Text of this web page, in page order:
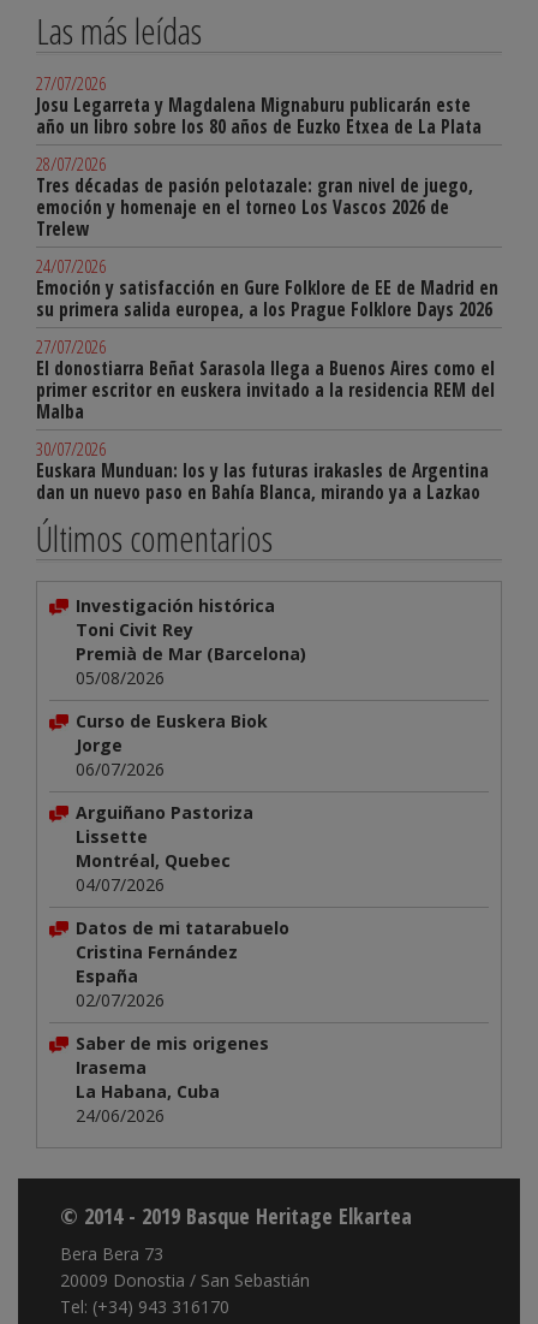
Las más leídas
27/07/2026
Josu Legarreta y Magdalena Mignaburu publicarán este
año un libro sobre los 80 años de Euzko Etxea de La Plata
28/07/2026
Tres décadas de pasión pelotazale: gran nivel de juego,
emoción y homenaje en el torneo Los Vascos 2026 de
Trelew
24/07/2026
Emoción y satisfacción en Gure Folklore de EE de Madrid en
su primera salida europea, a los Prague Folklore Days 2026
27/07/2026
El donostiarra Beñat Sarasola llega a Buenos Aires como el
primer escritor en euskera invitado a la residencia REM del
Malba
30/07/2026
Euskara Munduan: los y las futuras irakasles de Argentina
dan un nuevo paso en Bahía Blanca, mirando ya a Lazkao
Últimos comentarios
Investigación histórica
Toni Civit Rey
Premià de Mar (Barcelona)
05/08/2026
Curso de Euskera Biok
Jorge
06/07/2026
Arguiñano Pastoriza
Lissette
Montréal, Quebec
04/07/2026
Datos de mi tatarabuelo
Cristina Fernández
España
02/07/2026
Saber de mis origenes
Irasema
La Habana, Cuba
24/06/2026
© 2014 - 2019 Basque Heritage Elkartea
Bera Bera 73
20009 Donostia / San Sebastián
Tel: (+34) 943 316170